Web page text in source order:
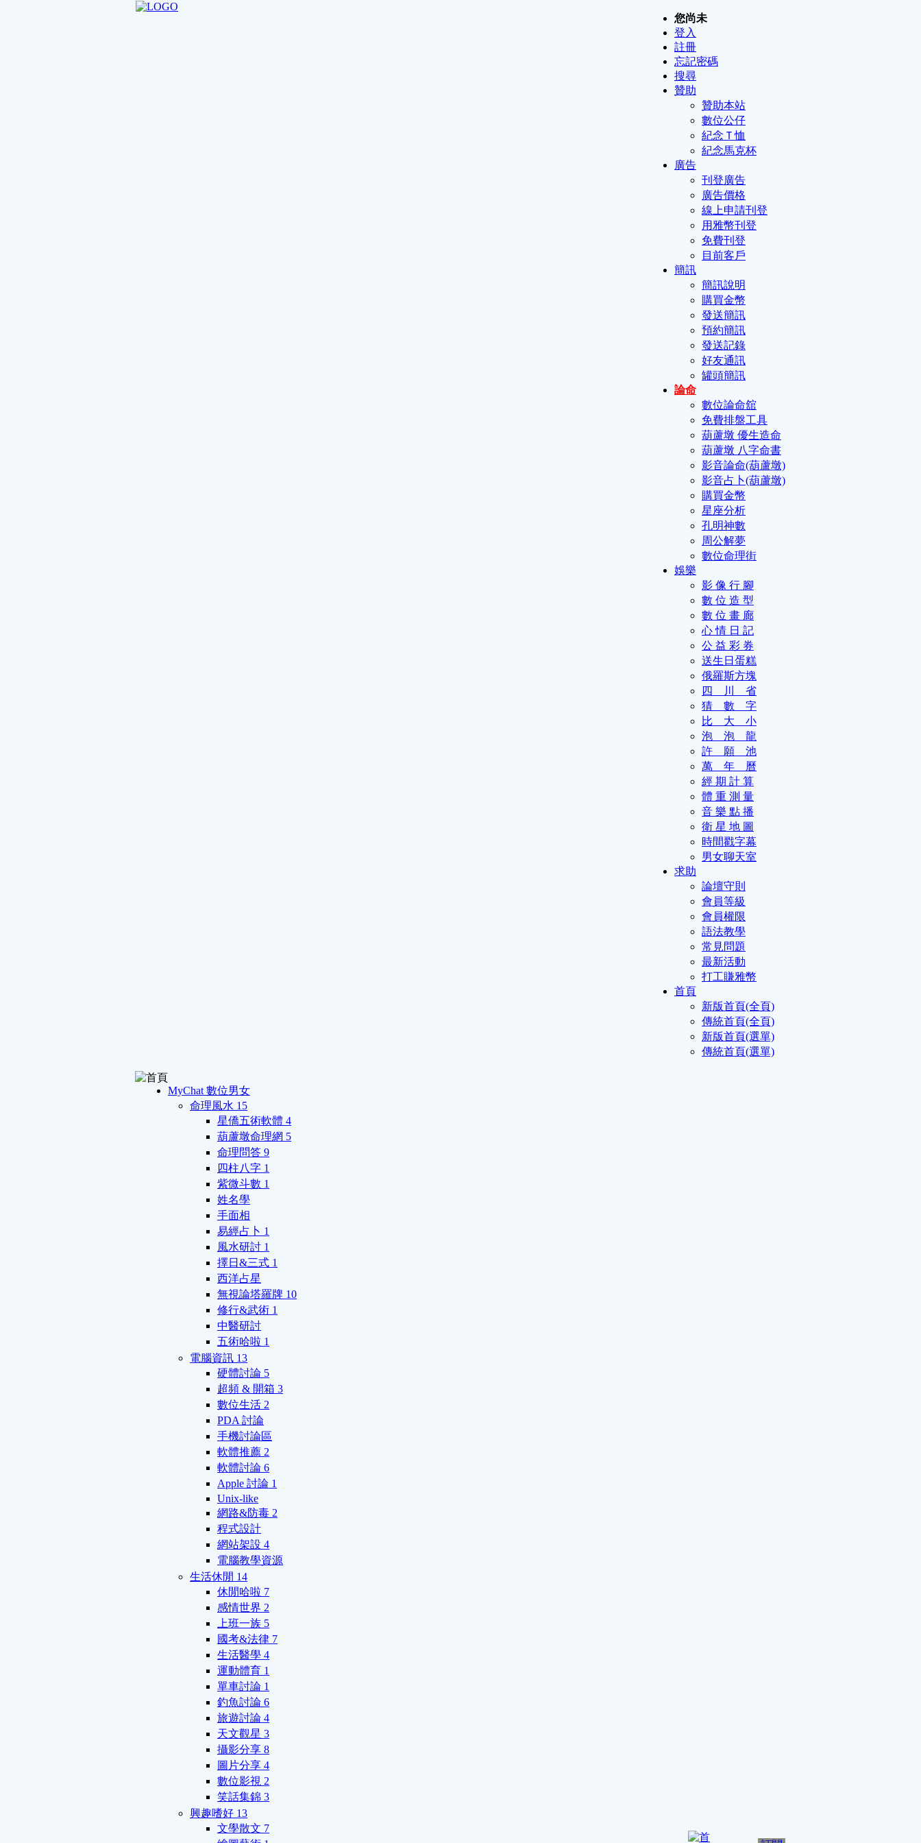
您尚未
登入
註冊
忘記密碼
搜尋
贊助
贊助本站
數位公仔
紀念Ｔ恤
紀念馬克杯
廣告
刊登廣告
廣告價格
線上申請刊登
用雅幣刊登
免費刊登
目前客戶
簡訊
簡訊說明
購買金幣
發送簡訊
預約簡訊
發送記錄
好友通訊
罐頭簡訊
論命
數位論命舘
免費排盤工具
葫蘆墩 優生造命
葫蘆墩 八字命書
影音論命(葫蘆墩)
影音占卜(葫蘆墩)
購買金幣
星座分析
孔明神數
周公解夢
數位命理街
娛樂
影 像 行 腳
數 位 造 型
數 位 畫 廊
心 情 日 記
公 益 彩 券
送生日蛋糕
俄羅斯方塊
四 川 省
猜 數 字
比 大 小
泡 泡 龍
許 願 池
萬 年 曆
經 期 計 算
體 重 測 量
音 樂 點 播
衛 星 地 圖
時間戳字幕
男女聊天室
求助
論壇守則
會員等級
會員權限
語法教學
常見問題
最新活動
打工賺雅幣
首頁
新版首頁(全頁)
傳統首頁(全頁)
新版首頁(選單)
傳統首頁(選單)
MyChat 數位男女
命理風水 15
星僑五術軟體 4
葫蘆墩命理網 5
命理問答 9
四柱八字 1
紫微斗數 1
姓名學
手面相
易經占卜 1
風水研討 1
擇日&三式 1
西洋占星
無視論塔羅牌 10
修行&武術 1
中醫研討
五術哈啦 1
電腦資訊 13
硬體討論 5
超頻 & 開箱 3
數位生活 2
PDA 討論
手機討論區
軟體推薦 2
軟體討論 6
Apple 討論 1
Unix-like
網路&防毒 2
程式設計
網站架設 4
電腦教學資源
生活休閒 14
休閒哈啦 7
感情世界 2
上班一族 5
國考&法律 7
生活醫學 4
運動體育 1
單車討論 1
釣魚討論 6
旅遊討論 4
天文觀星 3
攝影分享 8
圖片分享 4
數位影視 2
笑話集錦 3
興趣嗜好 13
文學散文 7